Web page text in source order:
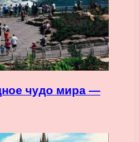
чудо мира —